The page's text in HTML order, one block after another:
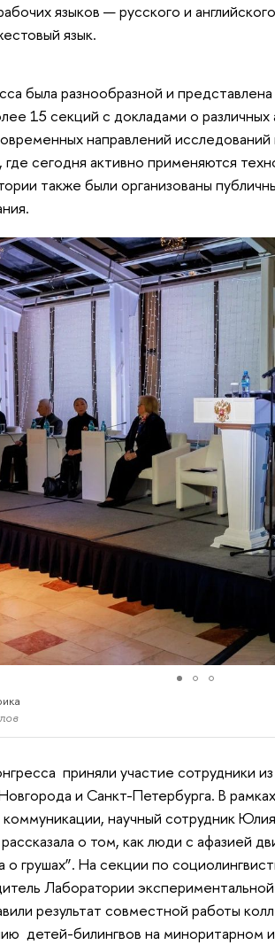
языков— русского и
язык.
была разнообразной и
15 секций с докладами о различных
направлений
где сегодня активно применяются
также были организованы
приняли участие сотрудники
и Санкт-Петербурга. В
коммуникации, научный сотрудник
о том, как люди с афазией
о грушах”. На секции по
Лаборатории
результат совместной работы
детей-билингвов на миноритарном